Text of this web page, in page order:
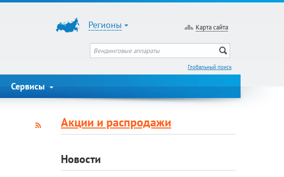
Регионы Карта сайта
Глобальный поиск
Сервисы
Акции и распродажи
Новости